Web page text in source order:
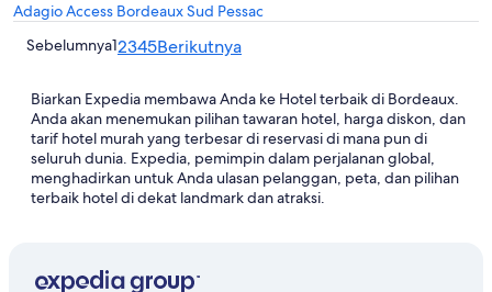
Adagio Access Bordeaux Sud Pessac
Sebelumnya12345Berikutnya
Biarkan Expedia membawa Anda ke Hotel terbaik di Bordeaux.
Anda akan menemukan pilihan tawaran hotel, harga diskon, dan
tarif hotel murah yang terbesar di reservasi di mana pun di
seluruh dunia. Expedia, pemimpin dalam perjalanan global,
menghadirkan untuk Anda ulasan pelanggan, peta, dan pilihan
terbaik hotel di dekat landmark dan atraksi.